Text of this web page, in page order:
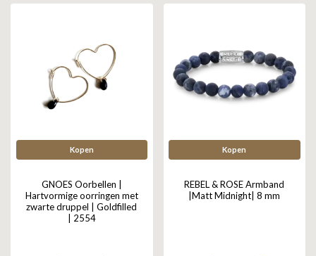
Kopen
GNOES Oorbellen |
Hartvormige oorringen met
zwarte druppel | Goldfilled
| 2554
Kopen
REBEL & ROSE Armband
|Matt Midnight| 8 mm